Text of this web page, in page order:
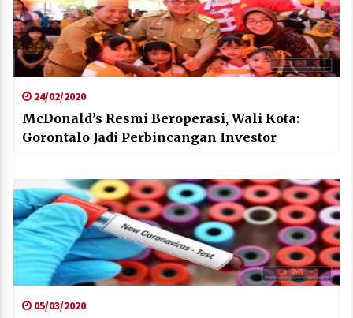
24/02/2020
McDonald’s Resmi Beroperasi, Wali Kota:
Gorontalo Jadi Perbincangan Investor
05/03/2020